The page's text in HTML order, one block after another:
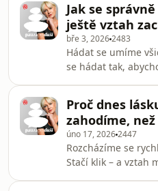
s alkoholem či
nenápadné – na
sítích, jídle, kofeinu
neustálé potřebě
Jak se
ještě vztah
bře 3, 20262483
Hádat se umíme
se hádat tak,
Kvapilík o tom,
neshody včas,
nás napadne, a kdy
vztah zachraňovat
zdravější
Proč dnes
zahodíme,
úno 17, 20262447
Rozcházíme se
Stačí klik – a vztah